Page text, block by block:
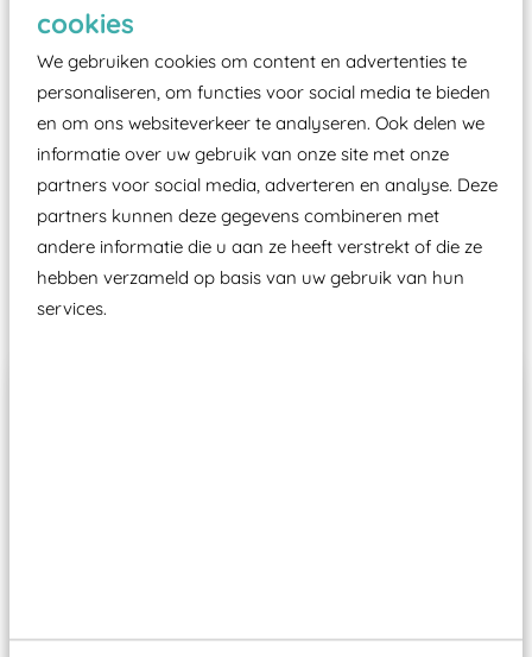
cookies
We gebruiken cookies om content en advertenties te
personaliseren, om functies voor social media te bieden
en om ons websiteverkeer te analyseren. Ook delen we
informatie over uw gebruik van onze site met onze
partners voor social media, adverteren en analyse. Deze
partners kunnen deze gegevens combineren met
andere informatie die u aan ze heeft verstrekt of die ze
hebben verzameld op basis van uw gebruik van hun
services.
moet zijn van een typekeuring, -plaatje en
certificering, uitgegeven door een Nederlands
aangewezen keuringsinstantie?
Wij ook speeltoestellen kunnen laten keuren zodat
ze toch binnen het Warenwetbesluit Attractie- en
Speeltoestellen vallen?
Past er goed bij